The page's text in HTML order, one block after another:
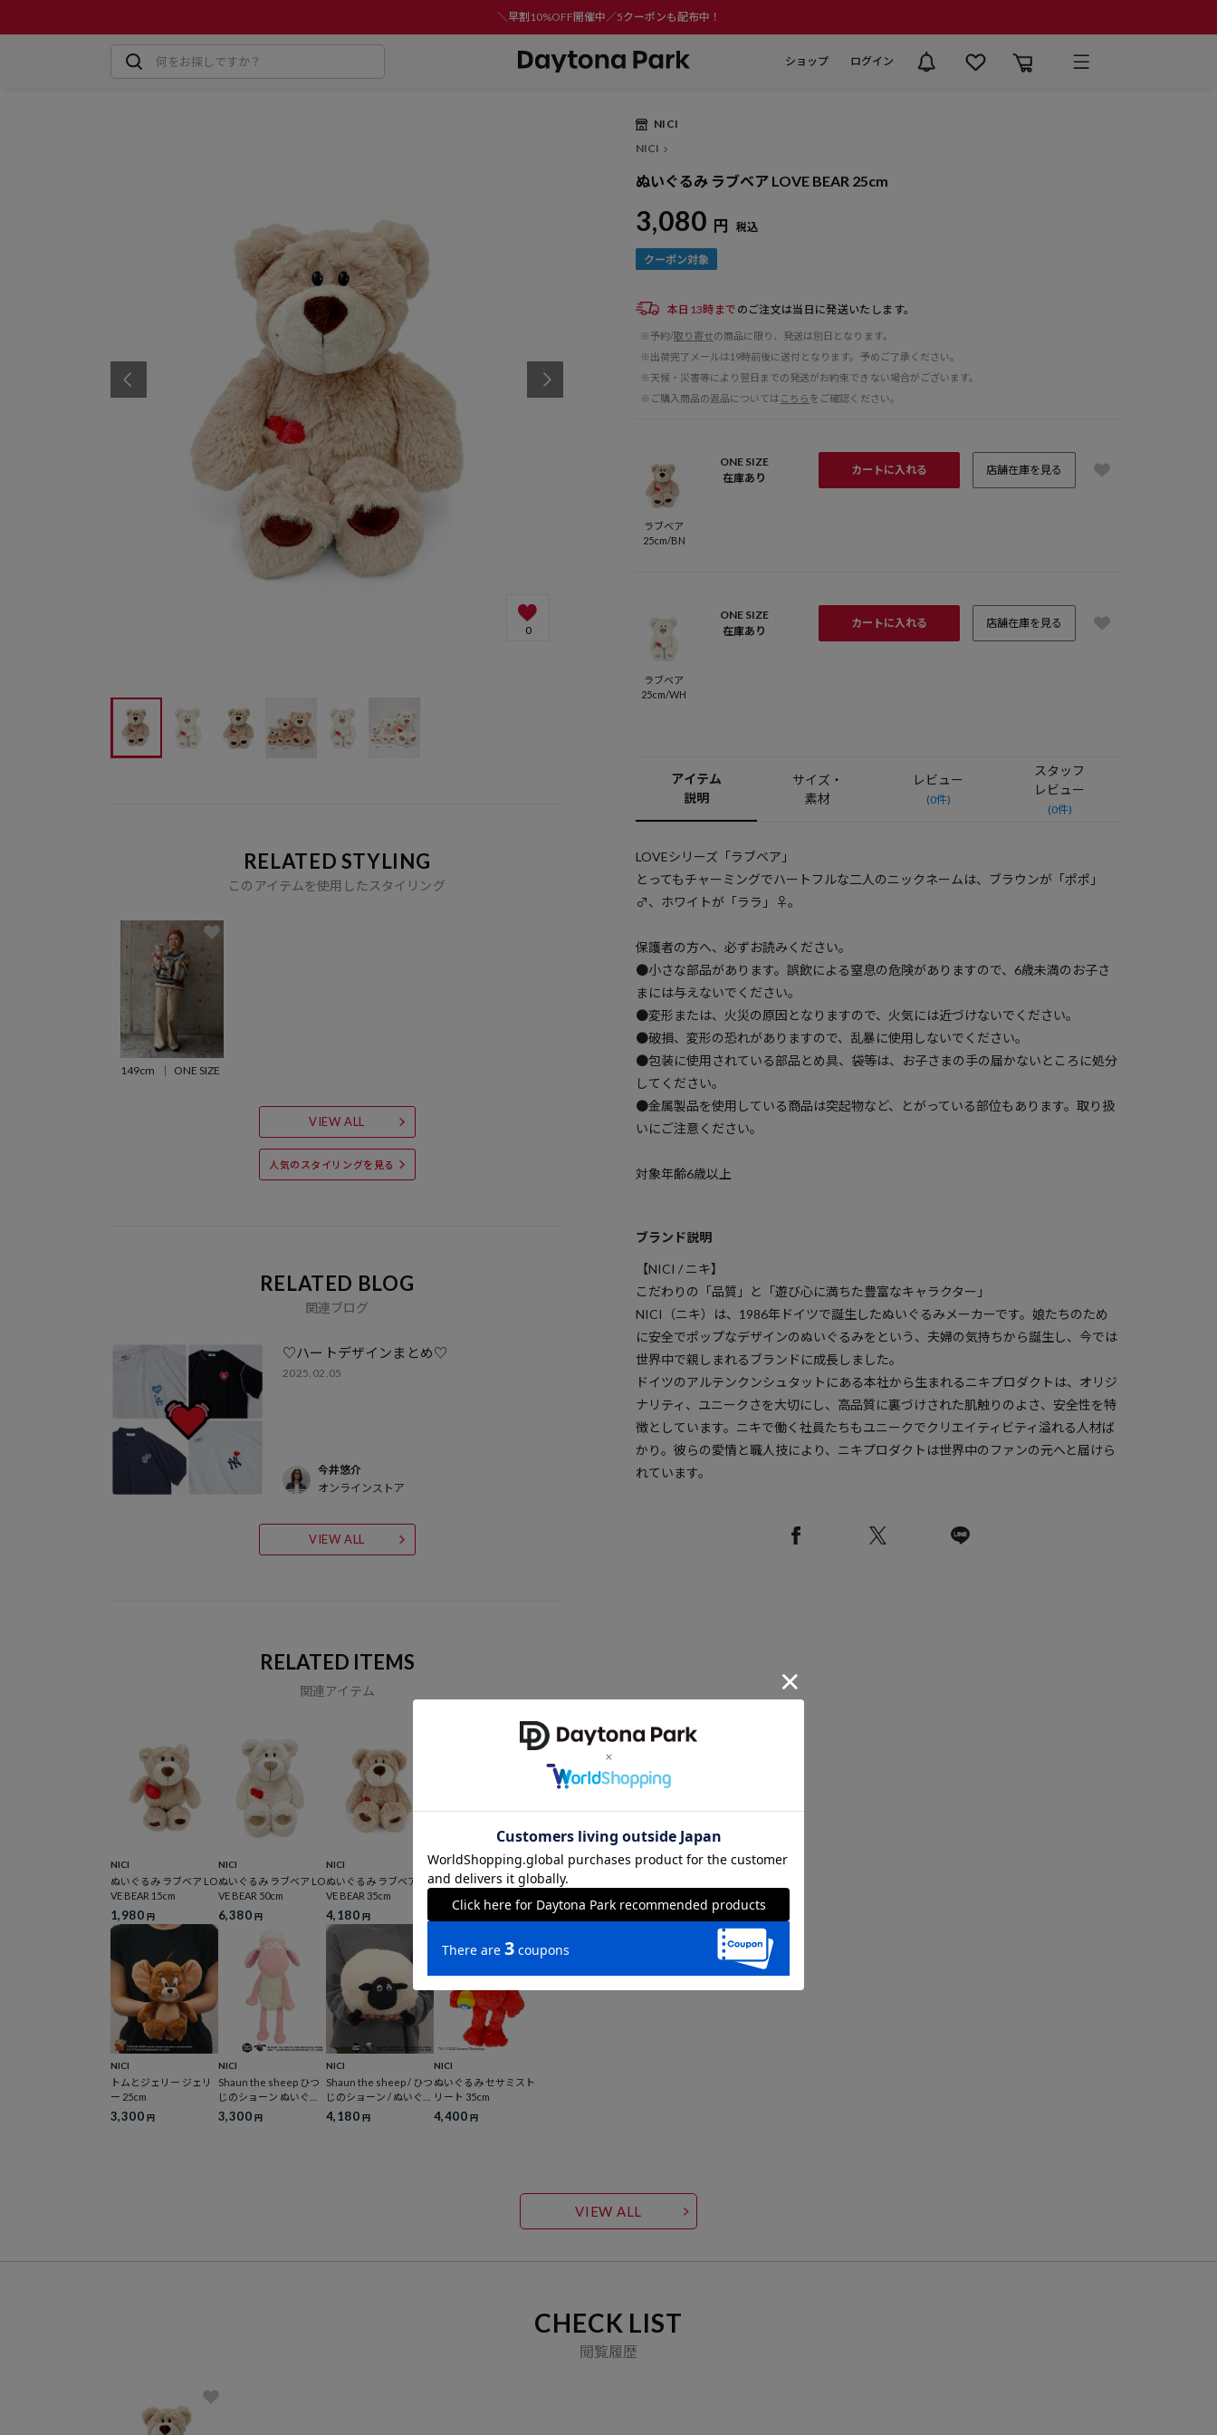
＼早割10%OFF開催中／5クーポンも配布中！
ショップ ログイン
0
RELATED STYLING
このアイテムを使用したスタイリング
149cm ONE SIZE
VIEW ALL
人気のスタイリングを見る
RELATED BLOG
関連ブログ
♡ハートデザインまとめ♡
2025.02.05
今井悠介
オンラインストア
VIEW ALL
RELATED ITEMS
関連アイテム
NICI
ぬいぐるみ ラブベア LO
VE BEAR 15cm
1,980円
NICI
ぬいぐるみ ラブベア LO
VE BEAR 50cm
6,380円
NICI
ぬいぐるみ ラブベア LO
VE BEAR 35cm
4,180円
NICI
ぬいぐるみ トムとジェ
NICI
トムとジェリー ジェリ
ー 25cm
3,300円
NICI
Shaun the sheep ひつ
じのショーン ぬいぐる
み ショーン 15周年 25c
m
3,300円
NICI
Shaun the sheep / ひつ
じのショーン / ぬいぐる
み シャーリー 35cm
4,180円
NICI
ぬいぐるみ セサミスト
リート 35cm
4,400円
NICI
NICI
ぬいぐるみ ラブベア LOVE BEAR 25cm
3,080 円 税込
本日13時まで のご注文は当日に発送いたします。
※予約/取り寄せの商品に限り、発送は別日となります。
※出荷完了メールは19時前後に送付となります。予めご了承ください。
※天候・災害等により翌日までの発送がお約束できない場合がございます。
※ご購入商品の返品については こちら をご確認ください。
ラブベア
25cm/BN
ONE SIZE
在庫あり
カートに入れる 店舗在庫を見る
ラブベア
25cm/WH
ONE SIZE
在庫あり
カートに入れる 店舗在庫を見る
アイテム
説明
サイズ・
素材
レビュー
(0件)
スタッフ
レビュー
(0件)
LOVEシリーズ「ラブベア」
とってもチャーミングでハートフルな二人のニックネームは、ブラウンが「ポポ」
♂、ホワイトが「ララ」♀。
保護者の方へ、必ずお読みください。
●小さな部品があります。誤飲による窒息の危険がありますので、6歳未満のお子さ
まには与えないでください。
●変形または、火災の原因となりますので、火気には近づけないでください。
●破損、変形の恐れがありますので、乱暴に使用しないでください。
●包装に使用されている部品とめ具、袋等は、お子さまの手の届かないところに処分
してください。
●金属製品を使用している商品は突起物など、とがっている部位もあります。取り扱
いにご注意ください。
対象年齢6歳以上
ブランド説明
【NICI / ニキ】
こだわりの「品質」と「遊び心に満ちた豊富なキャラクター」
NICI（ニキ）は、1986年ドイツで誕生したぬいぐるみメーカーです。娘たちのため
に安全でポップなデザインのぬいぐるみをという、夫婦の気持ちから誕生し、今では
世界中で親しまれるブランドに成長しました。
ドイツのアルテンクンシュタットにある本社から生まれるニキプロダクトは、オリジ
ナリティ、ユニークさを大切にし、高品質に裏づけされた肌触りのよさ、安全性を特
徴としています。ニキで働く社員たちもユニークでクリエイティビティ溢れる人材ば
かり。彼らの愛情と職人技により、ニキプロダクトは世界中のファンの元へと届けら
れています。
VIEW ALL
CHECK LIST
閲覧履歴